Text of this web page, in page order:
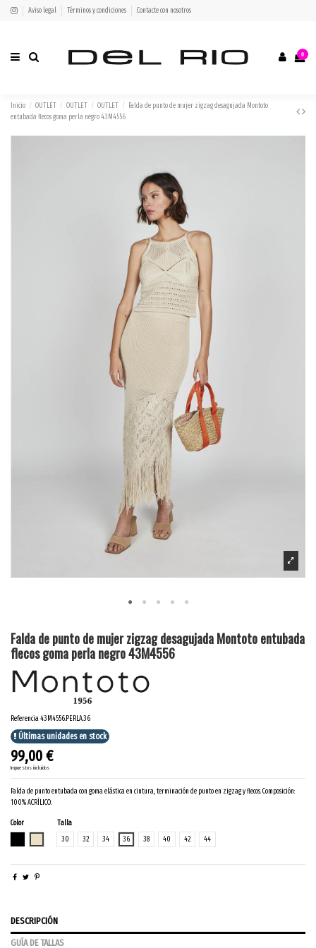
Aviso legal Términos y condiciones Contacte con nosotros
0
Inicio OUTLET OUTLET OUTLET
Falda de punto de mujer zigzag desagujada Montoto
entubada flecos goma perla negro 43M4556
Falda de punto de mujer zigzag desagujada Montoto entubada
flecos goma perla negro 43M4556
Referencia43M4556.PERLA.36
Últimas unidades en stock
99,00 €
Impuestos incluidos
Falda de punto entubada con goma elástica en cintura, terminación de punto en zigzag y flecos. Composición:
100% ACRÍLICO.
Color
Talla
30
32 34 36 38 40 42 44
DESCRIPCIÓN
GUÍA DE TALLAS